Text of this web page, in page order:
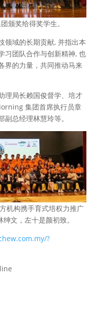
颁奖给得奖学生。
领域的长期贡献, 并指出本
习团队合作与创新精神, 也
界的力量，共同推动马来
理局长赖国俊督学、培才
集团首席执行员章
总经理林慧玲等。
机构携手育式培权力推广
文，左十是颜初致。
?